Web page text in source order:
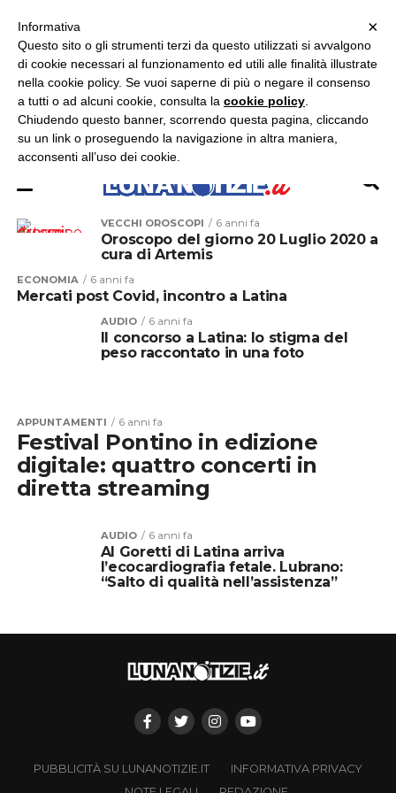
ASCOLTA RADIO LUNA
VECCHI OROSCOPI 6 anni fa
Oroscopo del giorno 20 Luglio 2020 a
cura di Artemis
ECONOMIA 6 anni fa
Mercati post Covid, incontro a Latina
AUDIO 6 anni fa
Il concorso a Latina: lo stigma del
peso raccontato in una foto
APPUNTAMENTI 6 anni fa
Festival Pontino in edizione
digitale: quattro concerti in
diretta streaming
AUDIO 6 anni fa
Al Goretti di Latina arriva
l’ecocardiografia fetale. Lubrano:
“Salto di qualità nell’assistenza”
PUBBLICITÀ SU LUNANOTIZIE.IT
INFORMATIVA PRIVACY
×
×
Informativa
Questo sito o gli strumenti terzi da questo utilizzati si avvalgono
di cookie necessari al funzionamento ed utili alle finalità illustrate
nella cookie policy. Se vuoi saperne di più o negare il consenso
a tutti o ad alcuni cookie, consulta la cookie policy
Chiudendo questo banner, scorrendo questa pagina, cliccando
su un link o proseguendo la navigazione in altra maniera,
acconsenti all’uso dei cookie.